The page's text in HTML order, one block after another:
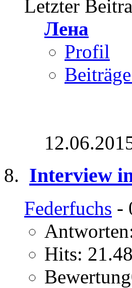
Letzter
Лена
Profil
Interview
Federfuchs -
Hits: